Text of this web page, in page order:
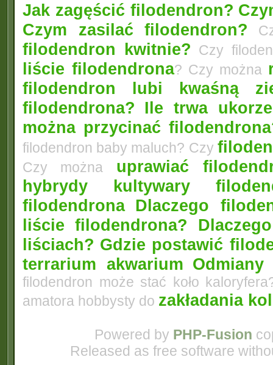
Jak zagęścić filodendron?
Czym zasilać filodendron?
filodendron kwitnie? Czy
liście filodendrona? Czy można
filodendron lubi kwaśną
filodendrona? Ile trwa
można przycinać
filodendron baby maluch? Czy
Czy można uprawiać
hybrydy kultywary
filodendrona Dlaczego
liście filodendrona?
liściach? Gdzie postawić
terrarium akwarium
filodendron może stać koło
amatora hobbysty do zakładania
Powered by PHP-Fusion
Released as free software